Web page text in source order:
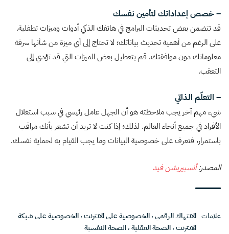
– خصص إعداداتك لتأمين نفسك
قد تتضمن بعض تحديثات البرامج في هاتفك الذكي أدوات وميزات تطفلية.
على الرغم من أهمية تحديث بياناتك؛ لا تحتاج إلى أي ميزة من شأنها سرقة
معلوماتك دون موافقتك. قم بتعطيل بعض الميزات التي قد تؤدي إلى
التعقب.
– التعلّم الذاتي
شيء مهم آخر يجب ملاحظته هو أن الجهل عامل رئيسي في سبب استغلال
الأفراد في جميع أنحاء العالم. لذلك؛ إذا كنت لا تريد أن تشعر بأنك مراقب
باستمرار، فتعرف على خصوصية البيانات وما يجب القيام به لحماية نفسك.
المصدر:أنسبيريشن فيد
علامات الانتهاك الرقمي،الخصوصية على الانترنت،الخصوصية على شبكة
الانترنت،الصحة العقلية،الصحة النفسبة